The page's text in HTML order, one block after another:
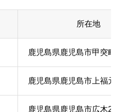
所在地
鹿児島県鹿児島市甲突町
鹿児島県鹿児島市上福元
鹿児島県鹿児島市広木2-